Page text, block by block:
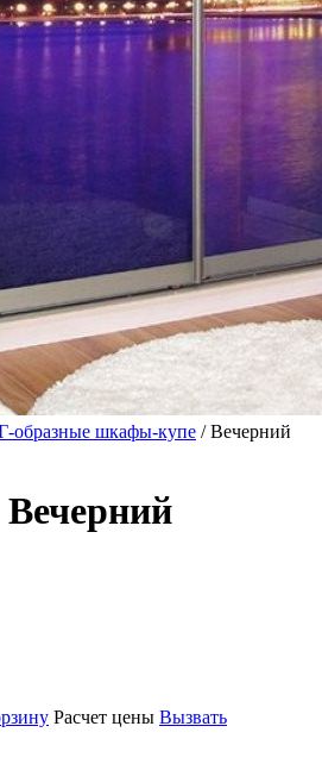
образные шкафы-купе / Вечерний
Расчет цены Вызвать